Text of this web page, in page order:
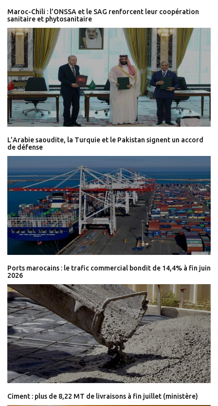
Maroc-Chili : l’ONSSA et le SAG renforcent leur coopération
sanitaire et phytosanitaire
L’Arabie saoudite, la Turquie et le Pakistan signent un accord
de défense
Ports marocains : le trafic commercial bondit de 14,4% à fin juin
2026
Ciment : plus de 8,22 MT de livraisons à fin juillet (ministère)